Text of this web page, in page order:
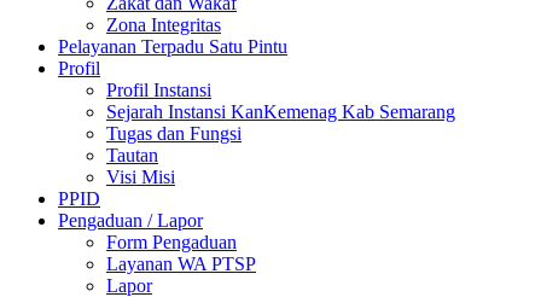
Zona Integritas
Pelayanan Terpadu Satu Pintu
Profil
Profil Instansi
Sejarah Instansi KanKemenag Kab Semarang
Tugas dan Fungsi
Tautan
Visi Misi
PPID
Pengaduan / Lapor
Form Pengaduan
Layanan WA PTSP
Lapor